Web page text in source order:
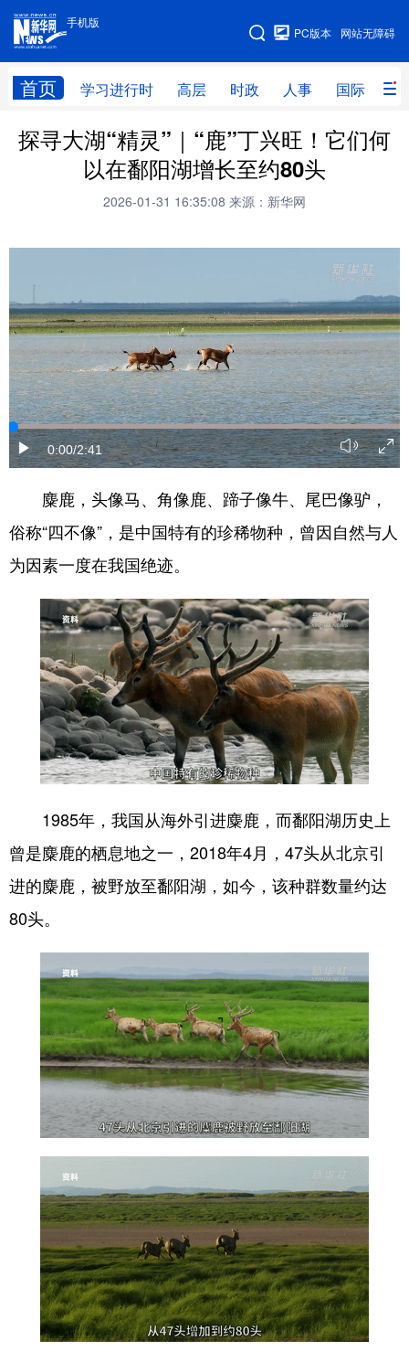
手机版
网站无障碍
PC版本
首页 学习进行时 高层 时政 人事 国际 财
手机版
网站地图
学习进行时 高层 时政 人事
财经 网评
全球连线
科技 科创 量子 体育
访谈 视频 图片 政务
法律 中央文件 金融 汽车
食品 人居 信息化 数字经济
学术中国 乡村振兴 银龄 溯源中国
彩票 娱乐 时尚 悦读
公益 一带一路
文化产业
地方频道
北京 天津 河北 山西
辽宁 吉林 上海 江苏
浙江 安徽 福建 江西
山东 河南 湖北 湖南
广东 广西 海南 重庆
四川 贵州 云南
新疆 内蒙古 黑龙江
多语种频道
English Español Français عربى
Русский язык 日本語 한국어
探寻大湖“精灵”｜“鹿”丁兴旺！它们何
以在鄱阳湖增长至约80头
2026-01-31 16:35:08 来源：新华网
0:00/2:41
麋鹿，头像马、角像鹿、蹄子像牛、尾巴像驴，
俗称“四不像”，是中国特有的珍稀物种，曾因自然与人
为因素一度在我国绝迹。
1985年，我国从海外引进麋鹿，而鄱阳湖历史上
曾是麋鹿的栖息地之一，2018年4月，47头从北京引
进的麋鹿，被野放至鄱阳湖，如今，该种群数量约达
80头。